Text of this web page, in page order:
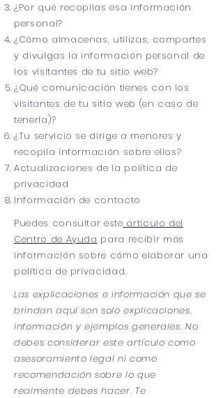
¿Por qué recopilas esa información
personal?
¿Cómo almacenas, utilizas, compartes
y divulgas la información personal de
los visitantes de tu sitio web?
¿Qué comunicación tienes con los
visitantes de tu sitio web (en caso de
tenerla)?
¿Tu servicio se dirige a menores y
recopila información sobre ellos?
Actualizaciones de la política de
privacidad
Información de contacto
Puedes consultar este artículo del
Centro de Ayuda para recibir más
información sobre cómo elaborar una
política de privacidad.
Las explicaciones e información que se
brindan aquí son solo explicaciones,
información y ejemplos generales. No
debes considerar este artículo como
asesoramiento legal ni como
recomendación sobre lo que
realmente debes hacer. Te